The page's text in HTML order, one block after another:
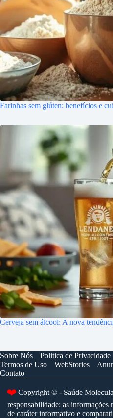
Farinhas sem glúten: benefícios e
Cerveja sem álcool: A nova
Sobre Nós Politica de Privacidade
Termos de Uso
WebStories
Contato
❤️ Copyright © - Saúde
responsabilidade: as informações
de caráter informativo e